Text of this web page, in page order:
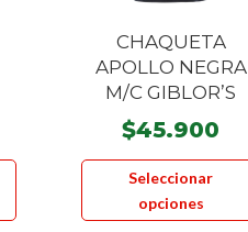
Este
tiene
CHAQUETA
APOLLO NEGRA
M/C GIBLOR’S
$45.900
Seleccionar
opciones